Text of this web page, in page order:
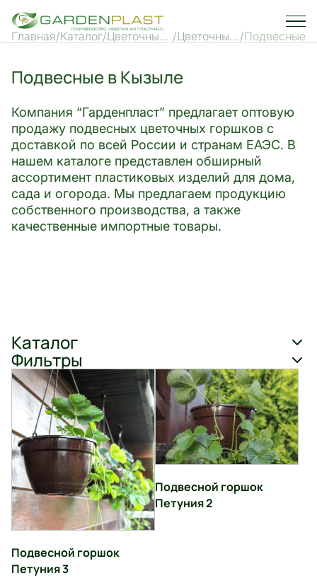
Главная Каталог Цветочные
кашпо
Цветочные
Подвесные
Подвесные в Кызыле
Компания “Гарденпласт” предлагает оптовую
продажу подвесных цветочных горшков с
доставкой по всей России и странам ЕАЭС. В
нашем каталоге представлен обширный
ассортимент пластиковых изделий для дома,
сада и огорода. Мы предлагаем продукцию
собственного производства, а также
качественные импортные товары.
Каталог
Фильтры
Подвесной горшок
Петуния 3
Подвесной горшок
Петуния 2